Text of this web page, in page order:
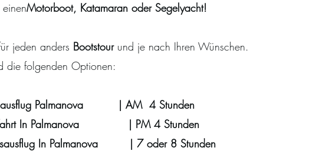
Motorboot, Katamaran oder Segelyacht!
jeden anders Bootstour und je nach Ihren Wünschen.
die folgenden Optionen:
Palmanova | AM 4 Stunden
In Palmanova | PM 4 Stunden
In Palmanova | 7 oder 8 Stunden